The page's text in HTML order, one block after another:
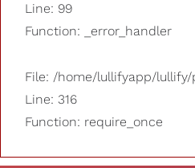
Line: 99
Function: _error_handler
File: /home/lullifyapp/
Line: 316
Function: require_once